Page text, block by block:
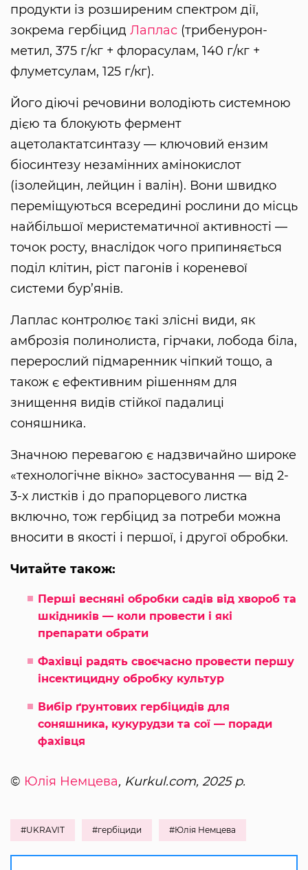
продукти із розширеним спектром дії,
зокрема гербіцид Лаплас (трибенурон-
метил, 375 г/кг + флорасулам, 140 г/кг +
флуметсулам, 125 г/кг).
Його діючі речовини володіють системною
дією та блокують фермент
ацетолактатсинтазу — ключовий ензим
біосинтезу незамінних амінокислот
(ізолейцин, лейцин і валін). Вони швидко
переміщуються всередині рослини до місць
найбільшої меристематичної активності —
точок росту, внаслідок чого припиняється
поділ клітин, ріст пагонів і кореневої
системи бур’янів.
Лаплас контролює такі злісні види, як
амброзія полинолиста, гірчаки, лобода біла,
перерослий підмаренник чіпкий тощо, а
також є ефективним рішенням для
знищення видів стійкої падалиці
соняшника.
Значною перевагою є надзвичайно широке
«технологічне вікно» застосування — від 2-
3-х листків і до прапорцевого листка
включно, тож гербіцид за потреби можна
вносити в якості і першої, і другої обробки.
Читайте також:
Перші весняні обробки садів від хвороб та
шкідників — коли провести і які
препарати обрати
Фахівці радять своєчасно провести першу
інсектицидну обробку культур
Вибір ґрунтових гербіцидів для
соняшника, кукурудзи та сої — поради
фахівця
© Юлія Немцева, Kurkul.com, 2025 р.
#UKRAVIT #гербіциди #Юлія Немцева